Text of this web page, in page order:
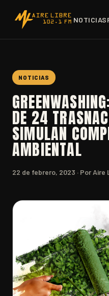
NOTICIAS
NOTICIAS
DE 24
SIMULAN
AMBIENTAL
22 de febrero, 2023 · Por